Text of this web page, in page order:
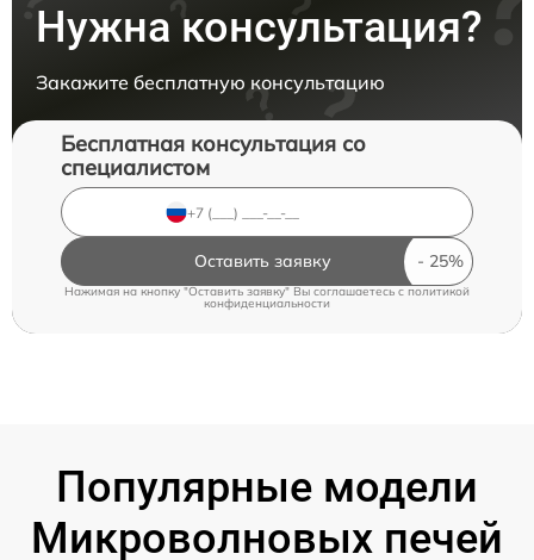
Нужна консультация?
Закажите бесплатную консультацию
Бесплатная консультация со
специалистом
Оставить заявку
Нажимая на кнопку "Оставить заявку" Вы соглашаетесь cполитикой
конфиденциальности
Популярные модели
Микроволновых печей